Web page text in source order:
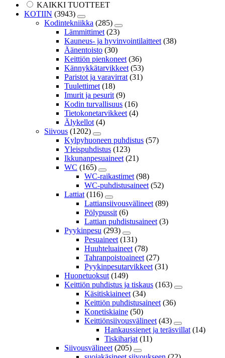
KAIKKI TUOTTEET
KOTIIN (3943)
Kodintekniikka (285)
Lämmittimet (23)
Kauneus- ja hyvinvointilaitteet (38)
Äänentoisto (30)
Keittiön pienkoneet (36)
Kännykkätarvikkeet (53)
Paristot ja varavirrat (31)
Tuulettimet (18)
Imurit ja pesurit (9)
Kodin turvallisuus (16)
Tietokonetarvikkeet (4)
Älykellot (4)
Siivous (1202)
Kylpyhuoneen puhdistus (57)
Yleispuhdistus (123)
Ikkunanpesuaineet (21)
WC (165)
WC-raikastimet (98)
WC-puhdistusaineet (52)
Lattiat (116)
Lattiansiivousvälineet (89)
Pölypussit (6)
Lattian puhdistusaineet (3)
Pyykinpesu (293)
Pesuaineet (131)
Huuhteluaineet (78)
Tahranpoistoaineet (27)
Pyykinpesutarvikkeet (31)
Huonetuoksut (149)
Keittiön puhdistus ja tiskaus (163)
Käsitiskiaineet (34)
Keittiön puhdistusaineet (36)
Konetiskiaine (50)
Keittiönsiivousvälineet (43)
Hankaussienet ja teräsvillat (14)
Tiskiharjat (11)
Siivousvälineet (205)